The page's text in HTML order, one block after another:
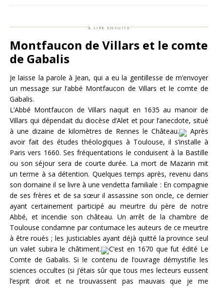
à lire ensuite
Montfaucon de Villars et le comte
de Gabalis
Je laisse la parole à Jean, qui a eu la gentillesse de m’envoyer
un message sur l’abbé Montfaucon de Villars et le comte de
Gabalis.
L’Abbé Montfaucon de Villars naquit en 1635 au manoir de
Villars qui dépendait du diocèse d’Alet et pour l’anecdote, situé
à une dizaine de kilomètres de Rennes le Château.
Après
avoir fait des études théologiques à Toulouse, il s’installe à
Paris vers 1660. Ses fréquentations le conduisent à la Bastille
ou son séjour sera de courte durée. La mort de Mazarin mit
un terme à sa détention. Quelques temps après, revenu dans
son domaine il se livre à une vendetta familiale : En compagnie
de ses frères et de sa sœur il assassine son oncle, ce dernier
ayant certainement participé au meurtre du père de notre
Abbé, et incendie son château. Un arrêt de la chambre de
Toulouse condamne par contumace les auteurs de ce meurtre
à être roués ; les justiciables ayant déjà quitté la province seul
un valet subira le châtiment.
C’est en 1670 que fut édité Le
Comte de Gabalis. Si le contenu de l’ouvrage démystifie les
sciences occultes (si j’étais sûr que tous mes lecteurs eussent
l’esprit droit et ne trouvassent pas mauvais que je me